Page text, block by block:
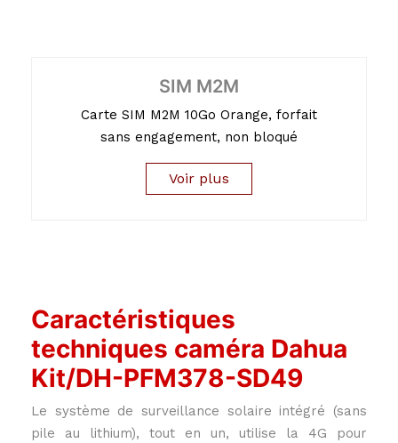
SIM M2M
Carte SIM M2M 10Go Orange, forfait
sans engagement, non bloqué
Voir plus
Caractéristiques
techniques caméra Dahua
Kit/DH-PFM378-SD49
Le système de surveillance solaire intégré (sans
pile au lithium), tout en un, utilise la 4G pour